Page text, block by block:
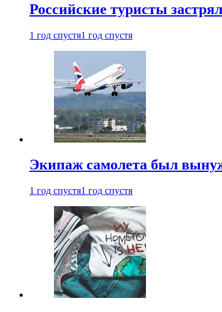
Российские туристы
1 год спустя1 год спустя
Экипаж самолета был
1 год спустя1 год спустя